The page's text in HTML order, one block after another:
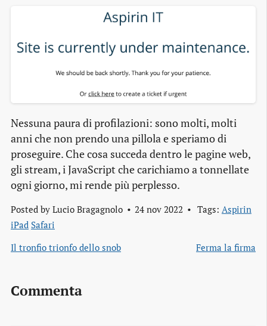
Nessuna paura di profilazioni: sono molti, molti
anni che non prendo una pillola e speriamo di
proseguire. Che cosa succeda dentro le pagine web,
gli stream, i JavaScript che carichiamo a tonnellate
ogni giorno, mi rende più perplesso.
Posted by Lucio Bragagnolo 24 nov 2022 Tags: Aspirin
iPad Safari
Il tronfio trionfo dello snob
Ferma la firma
Commenta